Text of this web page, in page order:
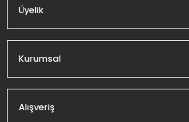
Üyelik
Kurumsal
Alışveriş